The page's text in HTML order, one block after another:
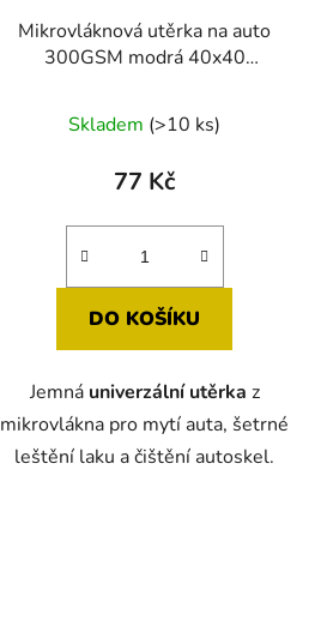
Mikrovláknová utěrka na auto
300GSM modrá 40x40
Skladem (>10 ks)
77 Kč
DO KOŠÍKU
Jemná univerzální utěrka z
mikrovlákna pro mytí auta, šetrné
leštění laku a čištění autoskel.